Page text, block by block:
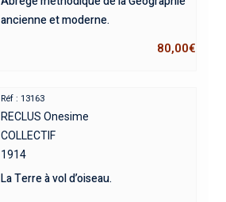
ancienne et moderne.
80,00€
Réf : 13163
RECLUS Onesime
COLLECTIF
1914
La Terre à vol d’oiseau.